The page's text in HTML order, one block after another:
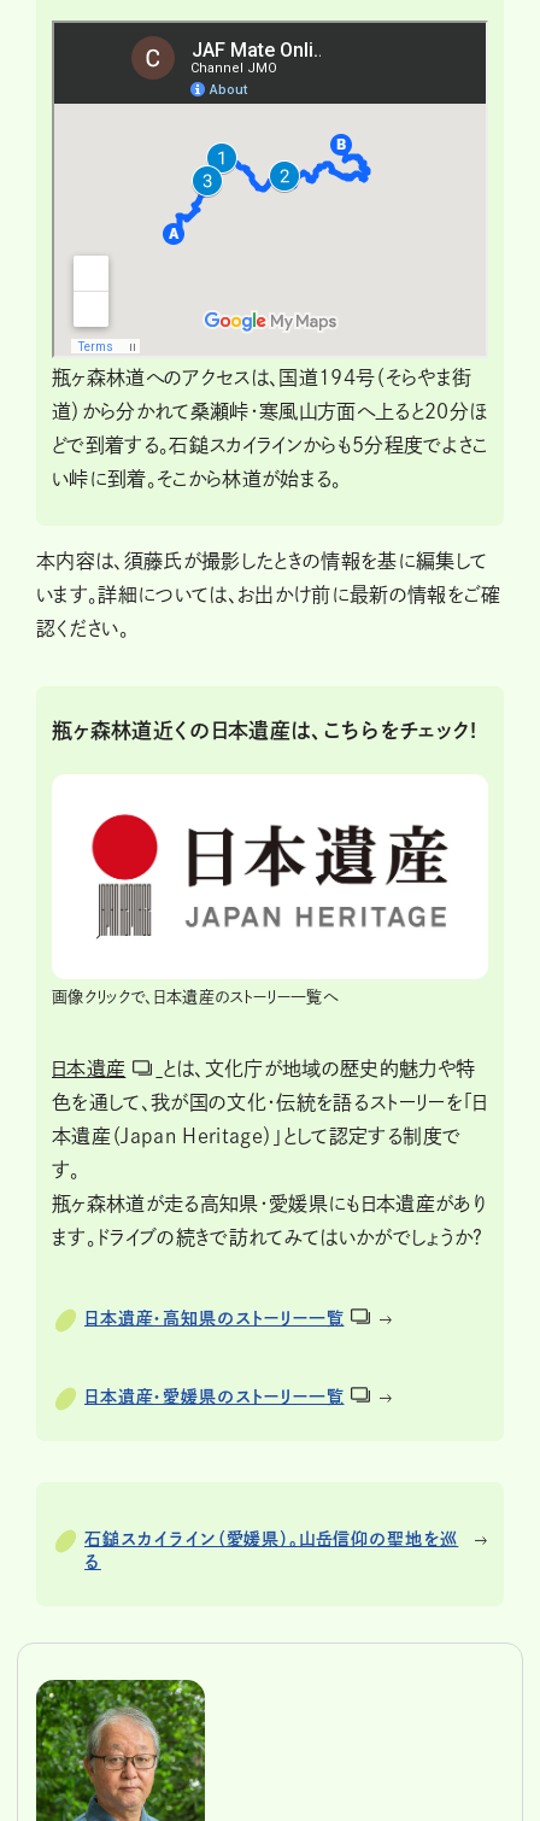
瓶ヶ森林道へのアクセスは、国道194号（そらやま街
道）から分かれて桑瀬峠・寒風山方面へ上ると20分ほ
どで到着する。石鎚スカイラインからも5分程度でよさこ
い峠に到着。そこから林道が始まる。
本内容は、須藤氏が撮影したときの情報を基に編集して
います。詳細については、お出かけ前に最新の情報をご確
認ください。
瓶ヶ森林道近くの日本遺産は、こちらをチェック!
画像クリックで、日本遺産のストーリー一覧へ
日本遺産
とは、文化庁が地域の歴史的魅力や特
色を通して、我が国の文化・伝統を語るストーリーを「日
本遺産（Japan Heritage）」として認定する制度で
す。
瓶ヶ森林道が走る高知県・愛媛県にも日本遺産があり
ます。ドライブの続きで訪れてみてはいかがでしょうか?
日本遺産・高知県のストーリー一覧
日本遺産・愛媛県のストーリー一覧
石鎚スカイライン（愛媛県）。山岳信仰の聖地を巡
る